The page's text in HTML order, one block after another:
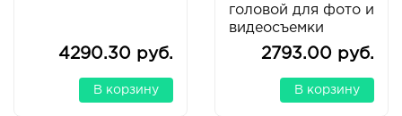
4290.30 руб.
В корзину
головой для фото и
видеосъемки
2793.00 руб.
В корзину